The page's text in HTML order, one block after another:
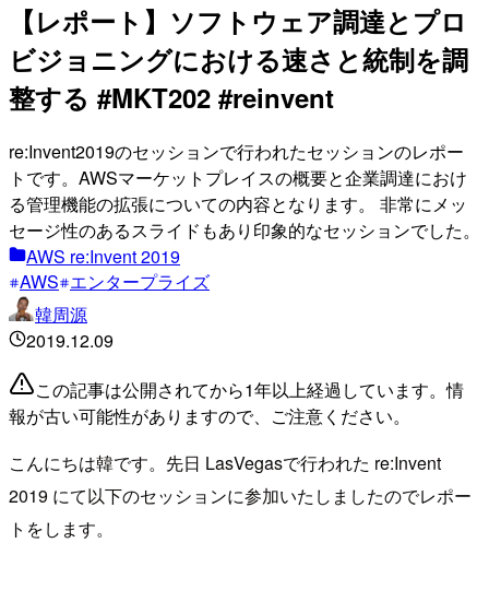
【レポート】ソフトウェア調達とプロ
ビジョニングにおける速さと統制を調
整する #MKT202 #reinvent
re:Invent2019のセッションで行われたセッションのレポー
トです。AWSマーケットプレイスの概要と企業調達におけ
る管理機能の拡張についての内容となります。 非常にメッ
セージ性のあるスライドもあり印象的なセッションでした。
AWS re:Invent 2019
AWS エンタープライズ
韓周源
2019.12.09
この記事は公開されてから1年以上経過しています。情
報が古い可能性がありますので、ご注意ください。
こんにちは韓です。先日 LasVegasで行われた re:Invent
2019 にて以下のセッションに参加いたしましたのでレポー
トをします。